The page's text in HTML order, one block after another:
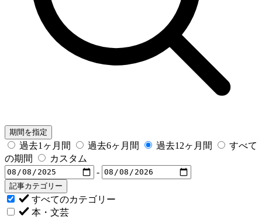
期間を指定
過去1ヶ月間 過去6ヶ月間 過去12ヶ月間
すべて
の期間
カスタム
-
記事カテゴリー
すべてのカテゴリー
本・文芸